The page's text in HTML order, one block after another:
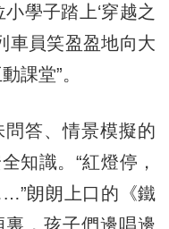
學子踏上‘穿越之
車員笑盈盈地向大
課堂”。
答、情景模擬的
知識。“紅燈停，
朗朗上口的《鐵
，孩子們邊唱邊